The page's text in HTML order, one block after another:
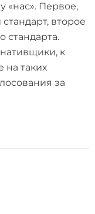
«нас». Первое,
второе
стандарта.
к
на таких
за